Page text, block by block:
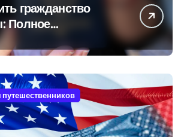
гражданство
Полное
путешественников